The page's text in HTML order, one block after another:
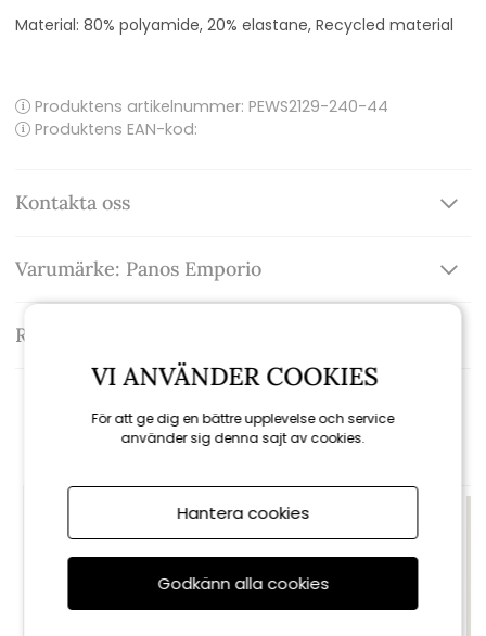
Material: 80% polyamide, 20% elastane, Recycled material
Produktens artikelnummer: PEWS2129-240-44
Produktens EAN-kod:
Kontakta oss
Varumärke: Panos Emporio
Recensioner
Rekommenderade tillbehör
VI ANVÄNDER COOKIES
För att ge dig en bättre upplevelse och service
använder sig denna sajt av cookies.
Hantera cookies
Godkänn alla cookies